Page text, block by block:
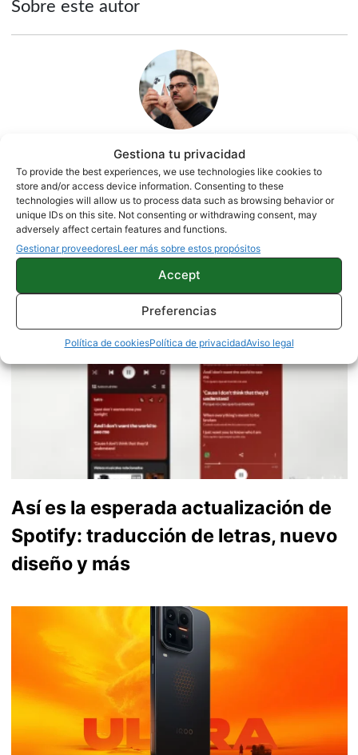
Gestiona tu privacidad
To provide the best experiences, we use technologies like cookies to
store and/or access device information. Consenting to these
technologies will allow us to process data such as browsing behavior or
unique IDs on this site. Not consenting or withdrawing consent, may
adversely affect certain features and functions.
Gestionar proveedoresLeer más sobre estos propósitos
Accept
Preferencias
Política de cookiesPolítica de privacidadAviso legal
Sobre este autor
Quelian Sanz
11059 artículos publicados en ProAndroid desde 2020.
Redactor en Pro Android | Apasionado de ese Androide
verde que tanto esconde. Se comenta que tecleo sobre
actualidad. Me gusta probarlo todo en este mundo de la
tecnología. Los gusanos se comen a las manzanas.
Enamorado de lo que una gran mayoría llama ruido.Twitter
Así es la esperada actualización de
Spotify: traducción de letras, nuevo
diseño y más